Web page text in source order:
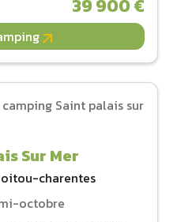
39 900 €
Sur Mer
charentes
octobre